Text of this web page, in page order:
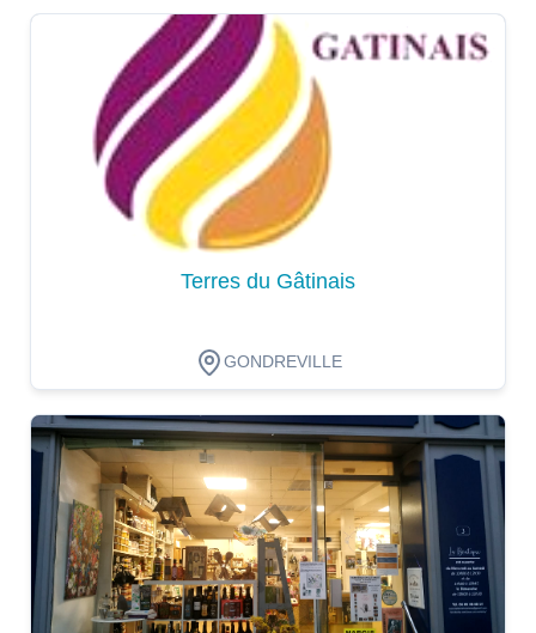
Dégustation
Terres du Gâtinais
GONDREVILLE
Dégustation